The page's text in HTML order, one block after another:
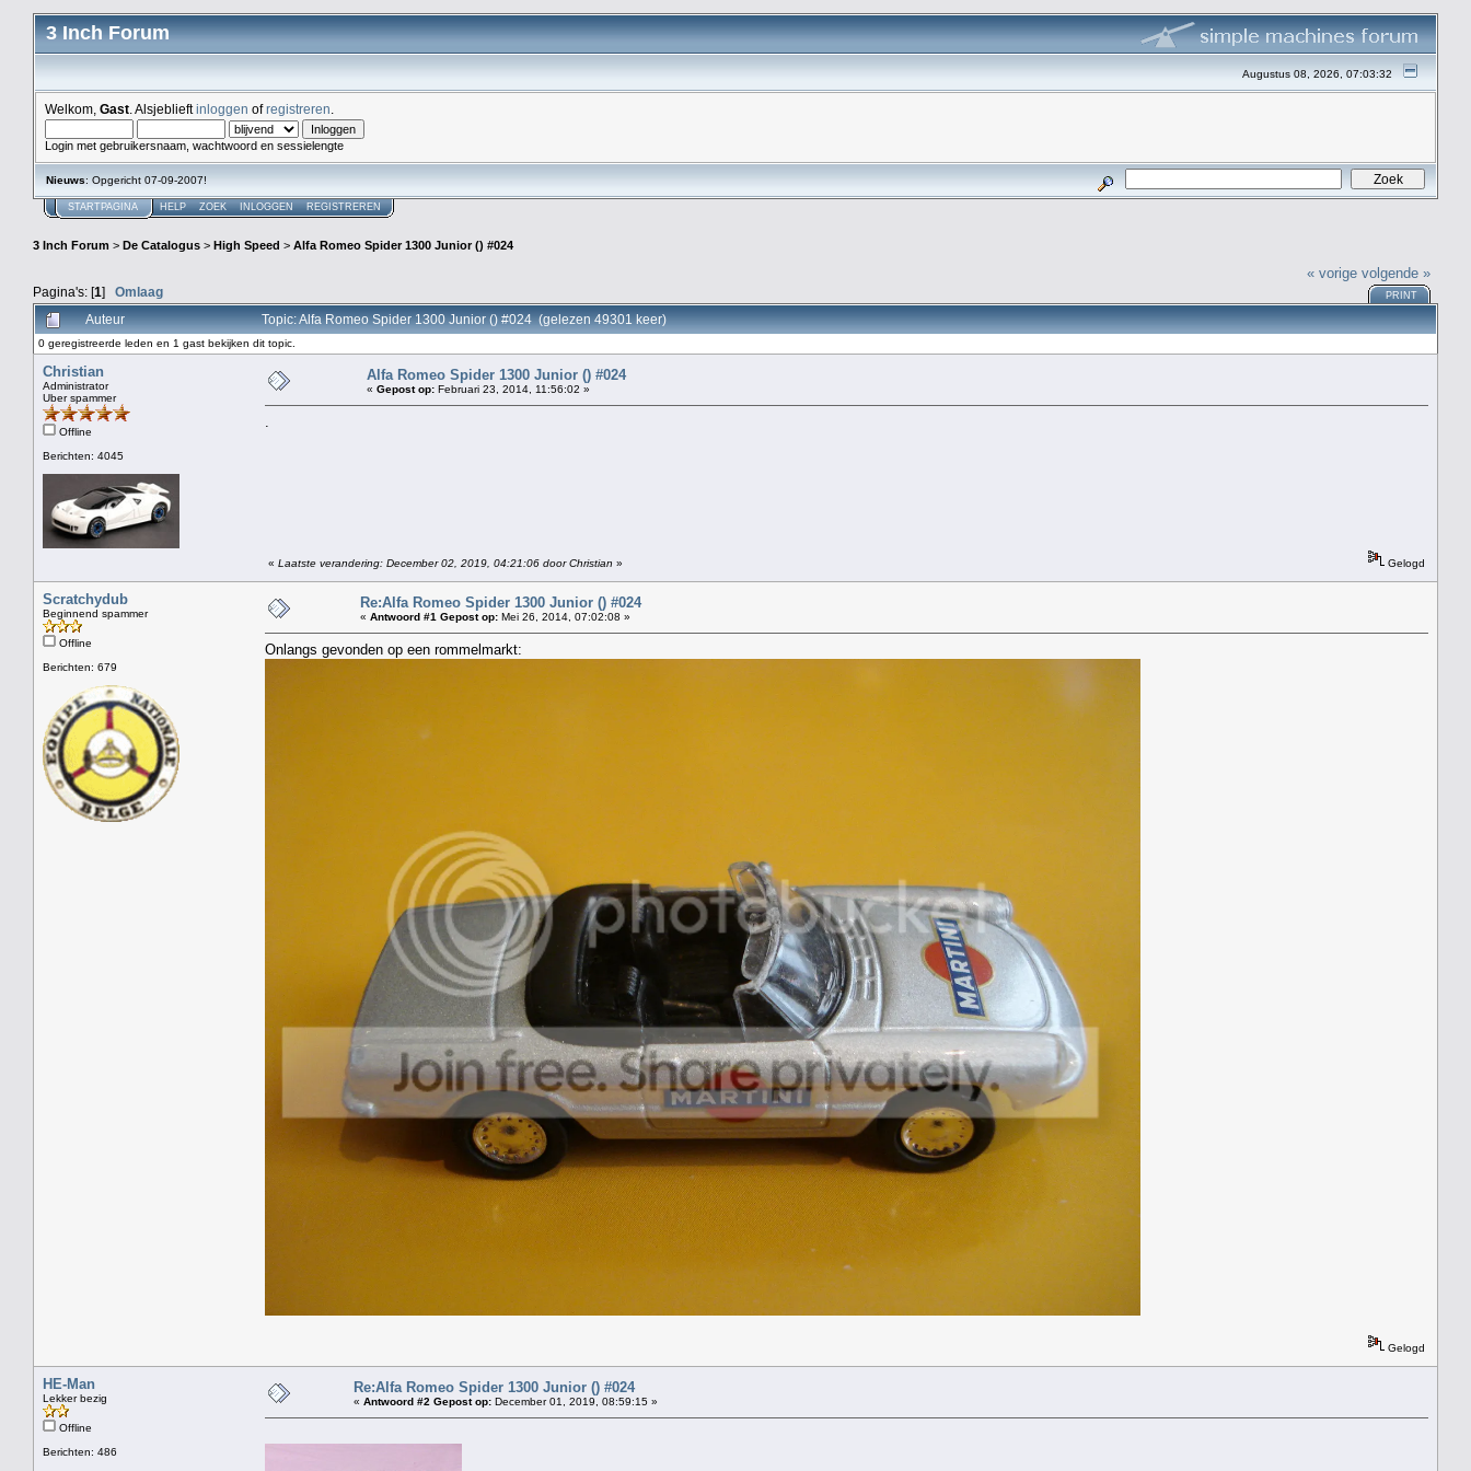
3 Inch Forum
Augustus 08, 2026, 07:03:32
Welkom, Gast . Alsjeblieftinloggen ofregistreren
Login met gebruikersnaam, wachtwoord en sessielengte
Nieuws: Opgericht 07-09-2007!
STARTPAGINA HELP ZOEK INLOGGEN REGISTREREN
3 Inch Forum > De Catalogus > High Speed > Alfa Romeo Spider 1300 Junior () #024
Pagina's: [1] Omlaag
« vorige volgende »
PRINT
Auteur Topic: Alfa Romeo Spider 1300 Junior () #024 (gelezen 49301 keer)
0 geregistreerde leden en 1 gast bekijken dit topic.
Christian
Administrator
Uber spammer
Offline
Berichten: 4045
Alfa Romeo Spider 1300 Junior () #024
« Gepost op: Februari 23, 2014, 11:56:02 »
« Laatste verandering: December 02, 2019, 04:21:06 door Christian » Gelogd
Scratchydub
Beginnend spammer
Offline
Berichten: 679
Re:Alfa Romeo Spider 1300 Junior () #024
« Antwoord #1 Gepost op: Mei 26, 2014, 07:02:08 »
Onlangs gevonden op een rommelmarkt:
Gelogd
HE-Man
Lekker bezig
Offline
Berichten: 486
Re:Alfa Romeo Spider 1300 Junior () #024
« Antwoord #2 Gepost op: December 01, 2019, 08:59:15 »